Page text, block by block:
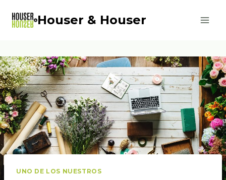
Houser & Houser
UNO DE LOS NUESTROS